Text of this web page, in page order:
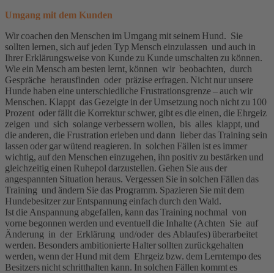
Umgang mit dem Kunden
Wir coachen den Menschen im Umgang mit seinem Hund. Sie
sollten lernen, sich auf jeden Typ Mensch einzulassen und auch in
Ihrer Erklärungsweise von Kunde zu Kunde umschalten zu können.
Wie ein Mensch am besten lernt, können wir beobachten, durch
Gespräche herausfinden oder präzise erfragen. Nicht nur unsere
Hunde haben eine unterschiedliche Frustrationsgrenze – auch wir
Menschen. Klappt das Gezeigte in der Umsetzung noch nicht zu 100
Prozent oder fällt die Korrektur schwer, gibt es die einen, die Ehrgeiz
zeigen und sich solange verbessern wollen, bis alles klappt, und
die anderen, die Frustration erleben und dann lieber das Training sein
lassen oder gar wütend reagieren. In solchen Fällen ist es immer
wichtig, auf den Menschen einzugehen, ihn positiv zu bestärken und
gleichzeitig einen Ruhepol darzustellen. Gehen Sie aus der
angespannten Situation heraus. Vergessen Sie in solchen Fällen das
Training und ändern Sie das Programm. Spazieren Sie mit dem
Hundebesitzer zur Entspannung einfach durch den Wald.
Ist die Anspannung abgefallen, kann das Training nochmal von
vorne begonnen werden und eventuell die Inhalte (Achten Sie auf
Änderung in der Erklärung und/oder des Ablaufes) überarbeitet
werden. Besonders ambitionierte Halter sollten zurückgehalten
werden, wenn der Hund mit dem Ehrgeiz bzw. dem Lerntempo des
Besitzers nicht schritthalten kann. In solchen Fällen kommt es